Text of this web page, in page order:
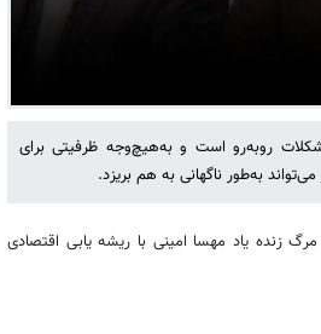
روبه‌رو است و به‌هیچ‌وجه ظرفیتی برای
به‌طور ناگهانی به هم بریزد.
زنده یاد مهسا امینی با ریشه یابی اقتصادی